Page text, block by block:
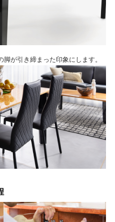
が引き締まった印象にします。